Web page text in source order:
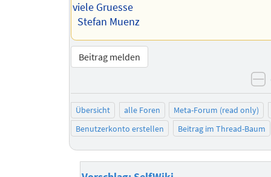
viele Gruesse
Stefan Muenz
Beitrag melden
Übersicht alle Foren
Meta-Forum (read only)
Benutzerkonto erstellen
Beitrag im Thread-Baum